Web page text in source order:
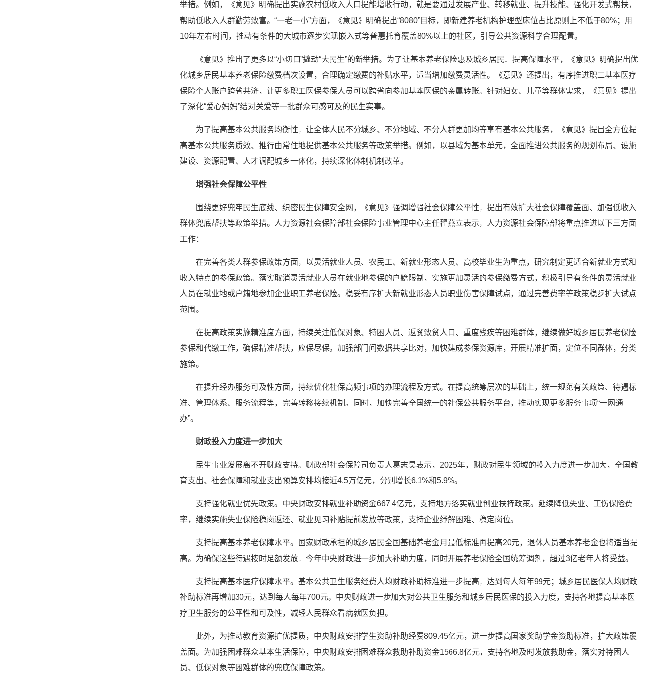
举措。例如，《意见》明确提出实施农村低收入人口提能增收行动，就是要通过发展产业、转移就业、提升技能、强化开发式帮扶，
帮助低收入人群勤劳致富。“一老一小”方面，《意见》明确提出“8080”目标，即新建养老机构护理型床位占比原则上不低于80%；用
10年左右时间，推动有条件的大城市逐步实现嵌入式等普惠托育覆盖80%以上的社区，引导公共资源科学合理配置。
《意见》推出了更多以“小切口”撬动“大民生”的新举措。为了让基本养老保险惠及城乡居民、提高保障水平，《意见》明确提出优
化城乡居民基本养老保险缴费档次设置，合理确定缴费的补贴水平，适当增加缴费灵活性。《意见》还提出，有序推进职工基本医疗
保险个人账户跨省共济，让更多职工医保参保人员可以跨省向参加基本医保的亲属转账。针对妇女、儿童等群体需求，《意见》提出
了深化“爱心妈妈”结对关爱等一批群众可感可及的民生实事。
为了提高基本公共服务均衡性，让全体人民不分城乡、不分地域、不分人群更加均等享有基本公共服务，《意见》提出全方位提
高基本公共服务质效、推行由常住地提供基本公共服务等政策举措。例如，以县域为基本单元，全面推进公共服务的规划布局、设施
建设、资源配置、人才调配城乡一体化，持续深化体制机制改革。
增强社会保障公平性
围绕更好兜牢民生底线、织密民生保障安全网，《意见》强调增强社会保障公平性，提出有效扩大社会保障覆盖面、加强低收入
群体兜底帮扶等政策举措。人力资源社会保障部社会保险事业管理中心主任翟燕立表示，人力资源社会保障部将重点推进以下三方面
工作：
在完善各类人群参保政策方面，以灵活就业人员、农民工、新就业形态人员、高校毕业生为重点，研究制定更适合新就业方式和
收入特点的参保政策。落实取消灵活就业人员在就业地参保的户籍限制，实施更加灵活的参保缴费方式，积极引导有条件的灵活就业
人员在就业地或户籍地参加企业职工养老保险。稳妥有序扩大新就业形态人员职业伤害保障试点，通过完善费率等政策稳步扩大试点
范围。
在提高政策实施精准度方面，持续关注低保对象、特困人员、返贫致贫人口、重度残疾等困难群体，继续做好城乡居民养老保险
参保和代缴工作，确保精准帮扶，应保尽保。加强部门间数据共享比对，加快建成参保资源库，开展精准扩面，定位不同群体，分类
施策。
在提升经办服务可及性方面，持续优化社保高频事项的办理流程及方式。在提高统筹层次的基础上，统一规范有关政策、待遇标
准、管理体系、服务流程等，完善转移接续机制。同时，加快完善全国统一的社保公共服务平台，推动实现更多服务事项“一网通
办”。
财政投入力度进一步加大
民生事业发展离不开财政支持。财政部社会保障司负责人葛志昊表示，2025年，财政对民生领域的投入力度进一步加大，全国教
育支出、社会保障和就业支出预算安排均接近4.5万亿元，分别增长6.1%和5.9%。
支持强化就业优先政策。中央财政安排就业补助资金667.4亿元，支持地方落实就业创业扶持政策。延续降低失业、工伤保险费
率，继续实施失业保险稳岗返还、就业见习补贴提前发放等政策，支持企业纾解困难、稳定岗位。
支持提高基本养老保障水平。国家财政承担的城乡居民全国基础养老金月最低标准再提高20元，退休人员基本养老金也将适当提
高。为确保这些待遇按时足额发放，今年中央财政进一步加大补助力度，同时开展养老保险全国统筹调剂，超过3亿老年人将受益。
支持提高基本医疗保障水平。基本公共卫生服务经费人均财政补助标准进一步提高，达到每人每年99元；城乡居民医保人均财政
补助标准再增加30元，达到每人每年700元。中央财政进一步加大对公共卫生服务和城乡居民医保的投入力度，支持各地提高基本医
疗卫生服务的公平性和可及性，减轻人民群众看病就医负担。
此外，为推动教育资源扩优提质，中央财政安排学生资助补助经费809.45亿元，进一步提高国家奖助学金资助标准，扩大政策覆
盖面。为加强困难群众基本生活保障，中央财政安排困难群众救助补助资金1566.8亿元，支持各地及时发放救助金，落实对特困人
员、低保对象等困难群体的兜底保障政策。